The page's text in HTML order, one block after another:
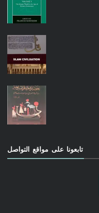
تابعونا على مواقع التواصل